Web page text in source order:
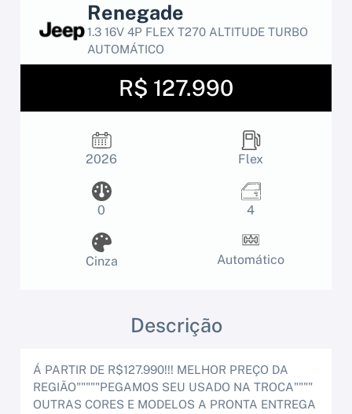
Renegade
1.3 16V 4P FLEX T270 ALTITUDE TURBO
AUTOMÁTICO
R$ 127.990
2026 Flex
0 4
Cinza Automático
Descrição
Á PARTIR DE R$127.990!!! MELHOR PREÇO DA
REGIÃO"""""PEGAMOS SEU USADO NA TROCA""""
OUTRAS CORES E MODELOS A PRONTA ENTREGA